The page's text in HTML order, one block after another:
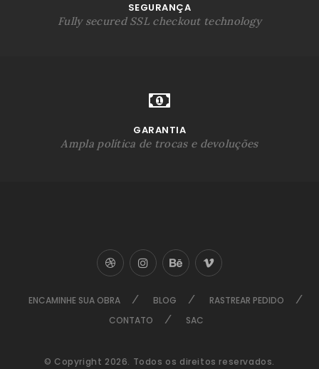
SEGURANÇA
Fully secured SSL checkout technology
GARANTIA
Ampla política de trocas e devoluções
ENCAMINHE SUA OBRA BLOG
RASTREAR PEDIDO
CONTATO
SAC
© Copyright 2026. Todos os direitos reservados.